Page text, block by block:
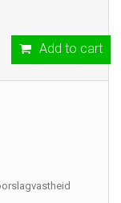
Add to cart